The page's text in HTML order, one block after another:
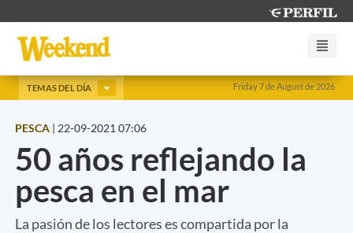
Friday 7 de August de 2026
TEMAS DEL DÍA
PESCA | 22-09-2021 07:06
50 años reflejando la
pesca en el mar
La pasión de los lectores es compartida por la